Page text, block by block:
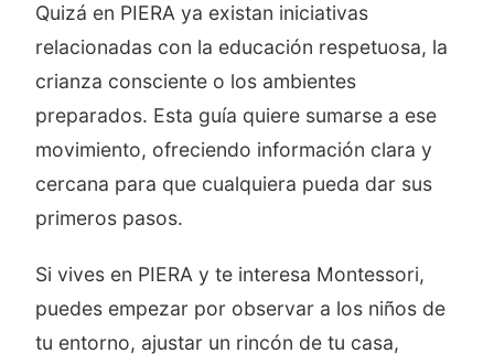
Quizá en PIERA ya existan iniciativas
relacionadas con la educación respetuosa, la
crianza consciente o los ambientes
preparados. Esta guía quiere sumarse a ese
movimiento, ofreciendo información clara y
cercana para que cualquiera pueda dar sus
primeros pasos.
Si vives en PIERA y te interesa Montessori,
puedes empezar por observar a los niños de
tu entorno, ajustar un rincón de tu casa,